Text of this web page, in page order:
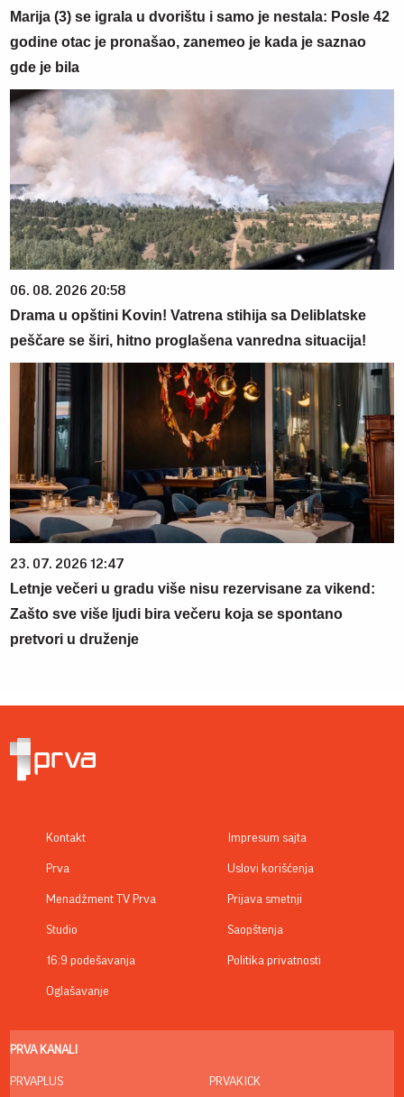
Marija (3) se igrala u dvorištu i samo je nestala: Posle 42
godine otac je pronašao, zanemeo je kada je saznao
gde je bila
06. 08. 2026 20:58
Drama u opštini Kovin! Vatrena stihija sa Deliblatske
peščare se širi, hitno proglašena vanredna situacija!
23. 07. 2026 12:47
Letnje večeri u gradu više nisu rezervisane za vikend:
Zašto sve više ljudi bira večeru koja se spontano
pretvori u druženje
Kontakt
Prva
Menadžment TV Prva
Studio
16:9 podešavanja
Oglašavanje
Impresum sajta
Uslovi korišćenja
Prijava smetnji
Saopštenja
Politika privatnosti
PRVA KANALI
PRVAPLUS PRVAKICK